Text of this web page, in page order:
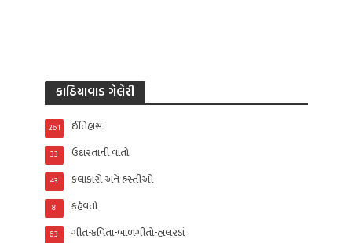
કાઠિયાવાડ ગેલેરી
ઈતિહાસ
261
ઉદારતાની વાતો
33
કલાકારો અને હસ્તીઓ
43
કહેવતો
8
ગીત-કવિતા-બાળગીતો-હાલરડાં
63